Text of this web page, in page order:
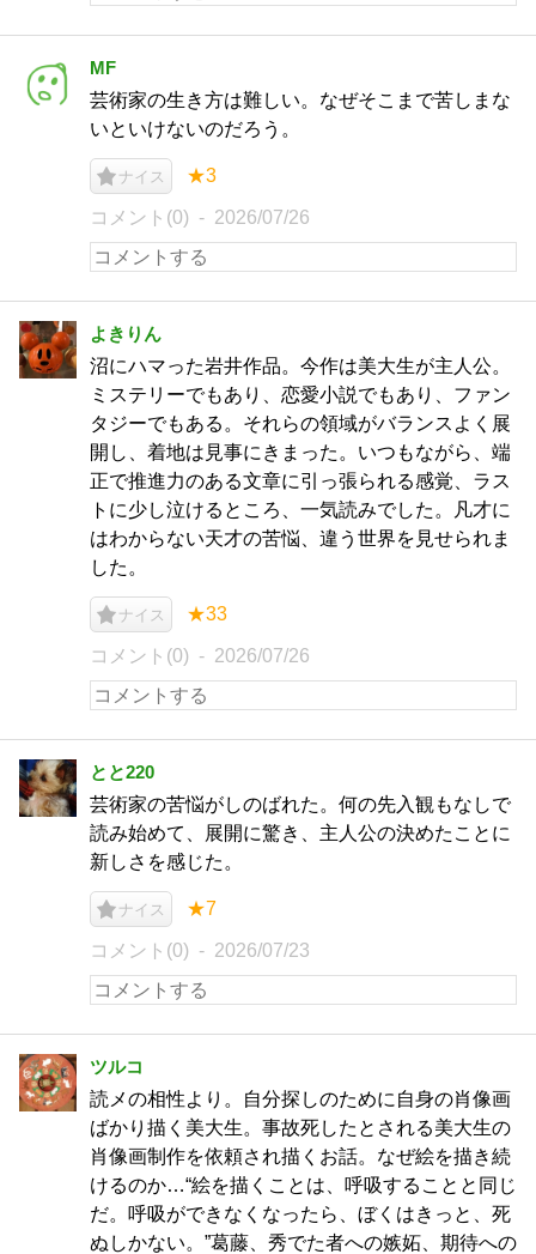
MF
芸術家の生き方は難しい。なぜそこまで苦しまな
いといけないのだろう。
ナイス ★3
コメント(0) 2026/07/26
よきりん
沼にハマった岩井作品。今作は美大生が主人公。
ミステリーでもあり、恋愛小説でもあり、ファン
タジーでもある。それらの領域がバランスよく展
開し、着地は見事にきまった。いつもながら、端
正で推進力のある文章に引っ張られる感覚、ラス
トに少し泣けるところ、一気読みでした。凡才に
はわからない天才の苦悩、違う世界を見せられま
した。
ナイス ★33
コメント(0) 2026/07/26
とと220
芸術家の苦悩がしのばれた。何の先入観もなしで
読み始めて、展開に驚き、主人公の決めたことに
新しさを感じた。
ナイス ★7
コメント(0) 2026/07/23
ツルコ
読メの相性より。自分探しのために自身の肖像画
ばかり描く美大生。事故死したとされる美大生の
肖像画制作を依頼され描くお話。なぜ絵を描き続
けるのか…“絵を描くことは、呼吸することと同じ
だ。呼吸ができなくなったら、ぼくはきっと、死
ぬしかない。”葛藤、秀でた者への嫉妬、期待への